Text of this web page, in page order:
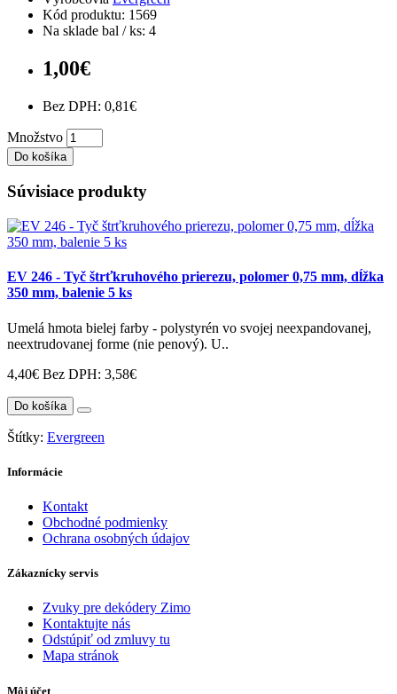
Kód produktu: 1569
Na sklade bal / ks: 4
1,00€
Bez DPH: 0,81€
Množstvo
Do košíka
Súvisiace produkty
EV 246 - Tyč štrťkruhového prierezu, polomer 0,75 mm, dĺžka
350 mm, balenie 5 ks
Umelá hmota bielej farby - polystyrén vo svojej neexpandovanej,
neextrudovanej forme (nie penový). U..
4,40€ Bez DPH: 3,58€
Do košíka
Štítky: Evergreen
Informácie
Kontakt
Obchodné podmienky
Ochrana osobných údajov
Zákaznícky servis
Zvuky pre dekódery Zimo
Kontaktujte nás
Odstúpiť od zmluvy tu
Mapa stránok
Môj účet